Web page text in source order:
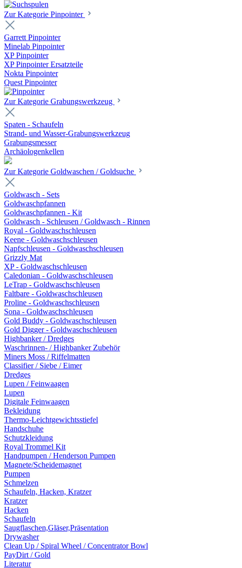
Zur Kategorie Pinpointer
Garrett Pinpointer
Minelab Pinpointer
XP Pinpointer
XP Pinpointer Ersatzteile
Nokta Pinpointer
Quest Pinpointer
Zur Kategorie Grabungswerkzeug
Spaten - Schaufeln
Strand- und Wasser-Grabungswerkzeug
Grabungsmesser
Archäologenkellen
Zur Kategorie Goldwaschen / Goldsuche
Goldwasch - Sets
Goldwaschpfannen
Goldwaschpfannen - Kit
Goldwasch - Schleusen / Goldwasch - Rinnen
Royal - Goldwaschschleusen
Keene - Goldwaschschleusen
Napfschleusen - Goldwaschschleusen
Grizzly Mat
XP - Goldwaschschleusen
Caledonian - Goldwaschschleusen
LeTrap - Goldwaschschleusen
Faltbare - Goldwaschschleusen
Proline - Goldwaschschleusen
Sona - Goldwaschschleusen
Gold Buddy - Goldwaschschleusen
Gold Digger - Goldwaschschleusen
Highbanker / Dredges
Waschrinnen- / Highbanker Zubehör
Miners Moss / Riffelmatten
Classifier / Siebe / Eimer
Dredges
Lupen / Feinwaagen
Lupen
Digitale Feinwaagen
Bekleidung
Thermo-Leichtgewichtsstiefel
Handschuhe
Schutzkleidung
Royal Trommel Kit
Handpumpen / Henderson Pumpen
Magnete/Scheidemagnet
Pumpen
Schmelzen
Schaufeln, Hacken, Kratzer
Kratzer
Hacken
Schaufeln
Saugflaschen,Gläser,Präsentation
Drywasher
Clean Up / Spiral Wheel / Concentrator Bowl
PayDirt / Gold
Literatur